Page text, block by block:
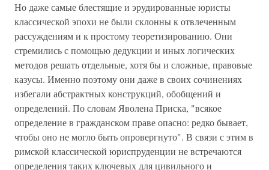
Но даже самые блестящие и эрудированные юристы
классической эпохи не были склонны к отвлеченным
рассуждениям и к простому теоретизированию. Они
стремились с помощью дедукции и иных логических
методов решать отдельные, хотя бы и сложные, правовые
казусы. Именно поэтому они даже в своих сочинениях
избегали абстрактных конструкций, обобщений и
определений. По словам Яволена Приска, "всякое
определение в гражданском праве опасно: редко бывает,
чтобы оно не могло быть опровергнуто". В связи с этим в
римской классической юриспруденции не встречаются
определения таких ключевых для цивильного и